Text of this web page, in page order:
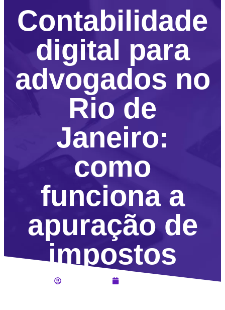
Contabilidade
digital para
advogados no
Rio de
Janeiro:
como
funciona a
apuração de
impostos